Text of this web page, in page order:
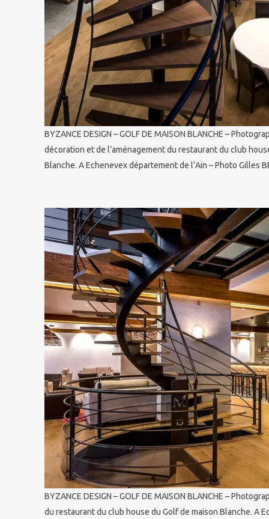
BYZANCE DESIGN – GOLF DE MAISON BLANCHE –
décoration et de l’aménagement du restaurant du club
Blanche. A Echenevex département de l’Ain – Photo Gilles
BYZANCE DESIGN – GOLF DE MAISON BLANCHE –
du restaurant du club house du Golf de maison Blanche. A